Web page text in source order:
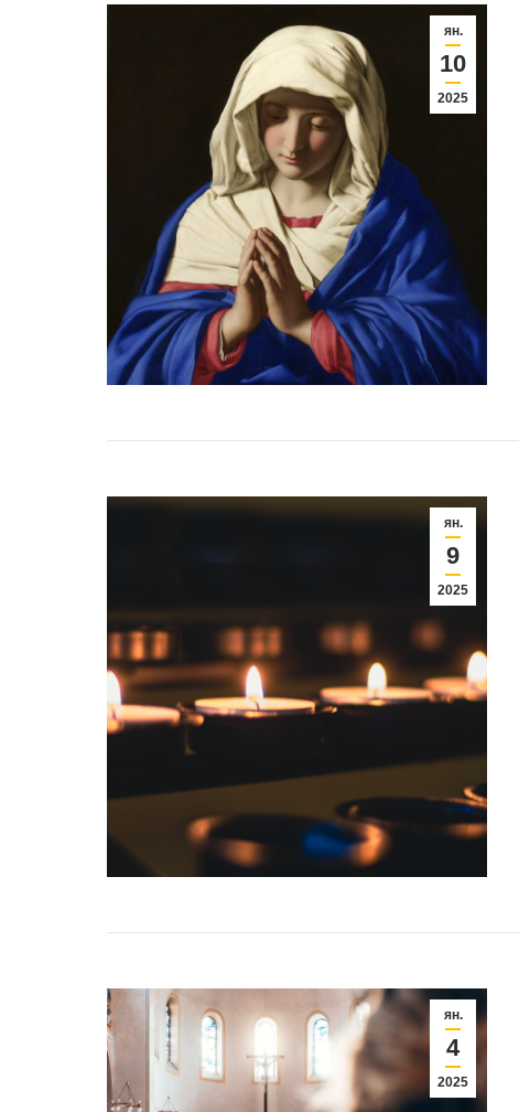
ян.
10
2025
ян.
9
2025
ян.
4
2025